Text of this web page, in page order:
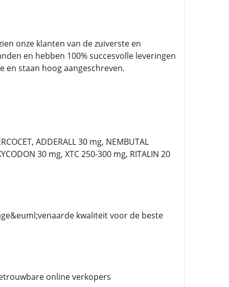
onze klanten van de zuiverste en
en hebben 100% succesvolle leveringen
staan ​​hoog aangeschreven.
ADDERALL 30 mg, NEMBUTAL
30 mg, XTC 250-300 mg, RITALIN 20
kwaliteit voor de beste
online verkopers